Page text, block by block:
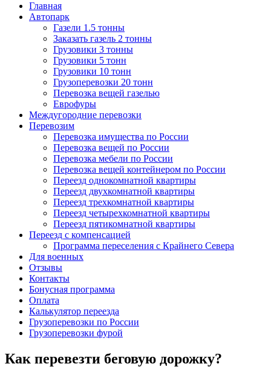
Главная
Автопарк
Газели 1.5 тонны
Заказать газель 2 тонны
Грузовики 3 тонны
Грузовики 5 тонн
Грузовики 10 тонн
Грузоперевозки 20 тонн
Перевозка вещей газелью
Еврофуры
Междугородние перевозки
Перевозим
Перевозка имущества по России
Перевозка вещей по России
Перевозка мебели по России
Перевозка вещей контейнером по России
Переезд однокомнатной квартиры
Переезд двухкомнатной квартиры
Переезд трехкомнатной квартиры
Переезд четырехкомнатной квартиры
Переезд пятикомнатной квартиры
Переезд с компенсацией
Программа переселения с Крайнего Севера
Для военных
Отзывы
Контакты
Бонусная программа
Оплата
Калькулятор переезда
Грузоперевозки по России
Грузоперевозки фурой
Как перевезти беговую дорожку?